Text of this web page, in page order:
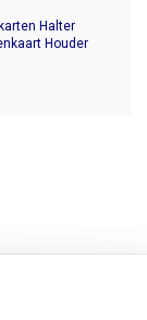
Halter
Houder